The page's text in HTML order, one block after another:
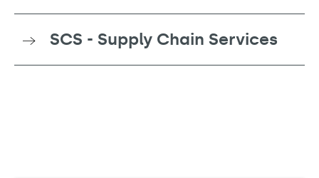
SCS - Supply Chain Services